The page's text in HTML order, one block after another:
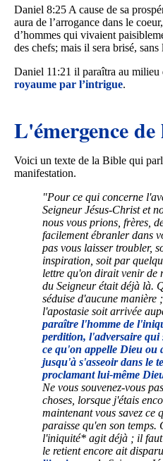
Daniel 8:25 A cause de sa
aura de l’arrogance dans le
d’hommes qui vivaient
des chefs; mais il sera brisé,
Daniel 11:21 il paraîtra au milieu
royaume par l’intrigue.
L'émergence
Voici un texte de la Bible qui
manifestation.
"Pour ce qui concerne
Seigneur Jésus-Christ et
nous vous prions, frères,
facilement ébranler dans
pas vous laisser troubler,
inspiration, soit par
lettre qu'on dirait venir de
du Seigneur était déjà là.
séduise d'aucune manière
l'apostasie soit arrivée
paraître l'homme de
perdition, l'adversaire qui
ce qu'on appelle Dieu ou
jusqu'à s'asseoir dans le
proclamant lui-même
Ne vous souvenez-vous
choses, lorsque j'étais
maintenant vous savez ce
paraisse qu'en son temps.
l'iniquité* agit déjà ; il
le retient encore ait